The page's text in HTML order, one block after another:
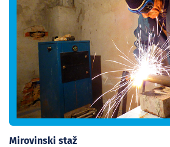
Mirovinski staž